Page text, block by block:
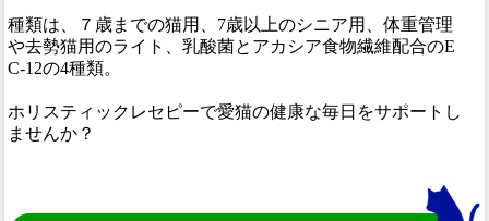
種類は、７歳までの猫用、7歳以上のシニア用、体重管理
や去勢猫用のライト、乳酸菌とアカシア食物繊維配合のE
C-12の4種類。
ホリスティックレセピーで愛猫の健康な毎日をサポートし
ませんか？